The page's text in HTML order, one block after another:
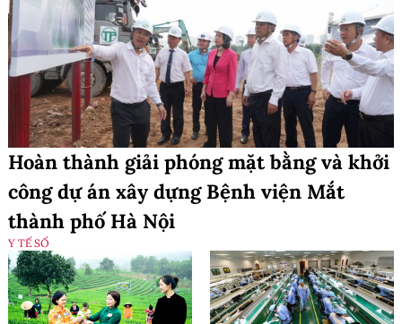
Hoàn thành giải phóng mặt bằng và khởi
công dự án xây dựng Bệnh viện Mắt
thành phố Hà Nội
Y TẾ SỐ